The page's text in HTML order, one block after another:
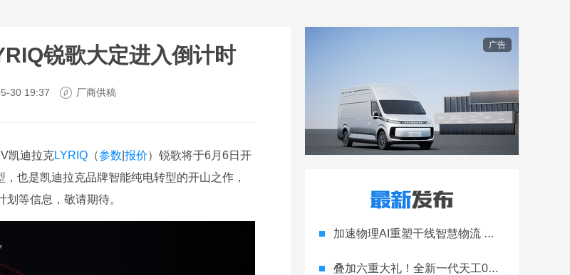
锐歌大定进入倒计时
30 19:37 厂商供稿
凯迪拉克LYRIQ （参数 报价）锐歌将于6月6日开
也是凯迪拉克品牌智能纯电转型的开山之作，
等信息，敬请期待。
广告
加速物理AI重塑干线智慧物流 智加科技战略合作图达通
叠加六重大礼！全新一代天工08 670 Max上市限时价17.99万元